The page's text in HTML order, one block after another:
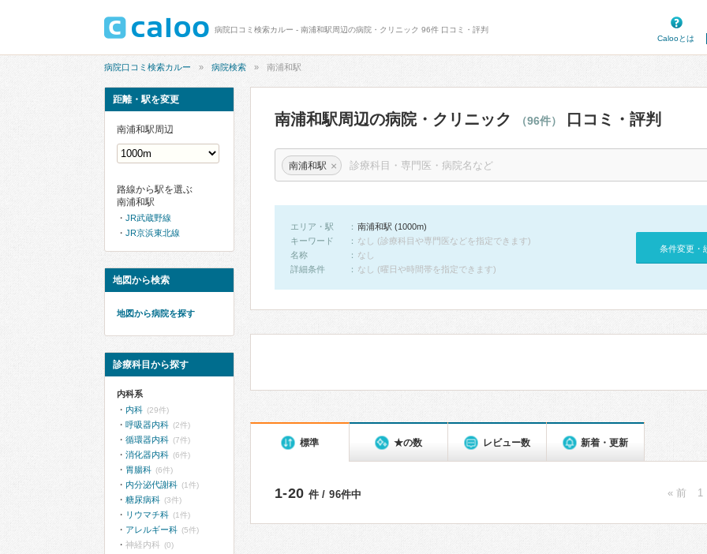
病院口コミ検索カルー - 南浦和駅周辺の病院・クリニック 96件 口コミ・評判
Calooとは
病院口コミ検索カルー 病院検索 南浦和駅
南浦和駅周辺の病院・クリニック （96件） 口コミ・評判
南浦和駅 ×
エリア・駅
南浦和駅 (1000m)
キーワード
なし (診療科目や専門医などを指定できます)
名称
なし
詳細条件
なし (曜日や時間帯を指定できます)
条件変更・
標準 ★の数 レビュー数 新着・更新
1-20 件 / 96件中 « 前 1
距離・駅を変更
南浦和駅周辺
路線から駅を選ぶ
南浦和駅
JR武蔵野線
JR京浜東北線
地図から検索
地図から病院を探す
診療科目から探す
内科系
内科 (29件)
呼吸器内科 (2件)
循環器内科 (7件)
消化器内科 (6件)
胃腸科 (6件)
内分泌代謝科 (1件)
糖尿病科 (3件)
リウマチ科 (1件)
アレルギー科 (5件)
神経内科 (0)